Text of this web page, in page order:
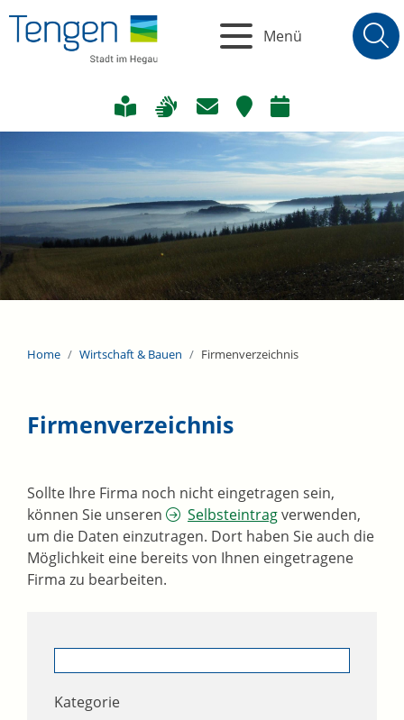
Menü
Home Wirtschaft & Bauen Firmenverzeichnis
Firmenverzeichnis
Sollte Ihre Firma noch nicht eingetragen sein,
können Sie unseren
Selbsteintragverwenden,
um die Daten einzutragen. Dort haben Sie auch die
Möglichkeit eine bereits von Ihnen eingetragene
Firma zu bearbeiten.
Kategorie